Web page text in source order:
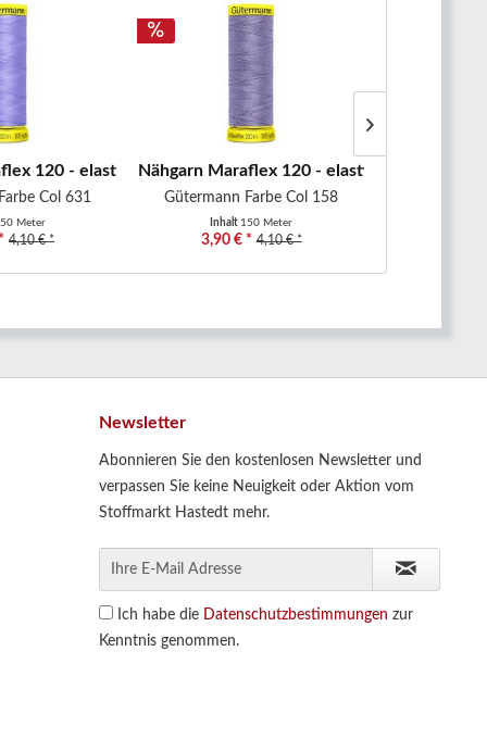
120 - elastisches Nähgarn -...
Col 631
Meter
4,10 € *
Nähgarn Maraflex 120 - elastisches Nähgarn
Gütermann Farbe Col 158
Inhalt 150 Meter
3,90 € * 4,10 € *
Newsletter
Abonnieren Sie den kostenlosen Newsletter und
verpassen Sie keine Neuigkeit oder Aktion vom
Stoffmarkt Hastedt mehr.
Ich habe die Datenschutzbestimmungen zur
Kenntnis genommen.